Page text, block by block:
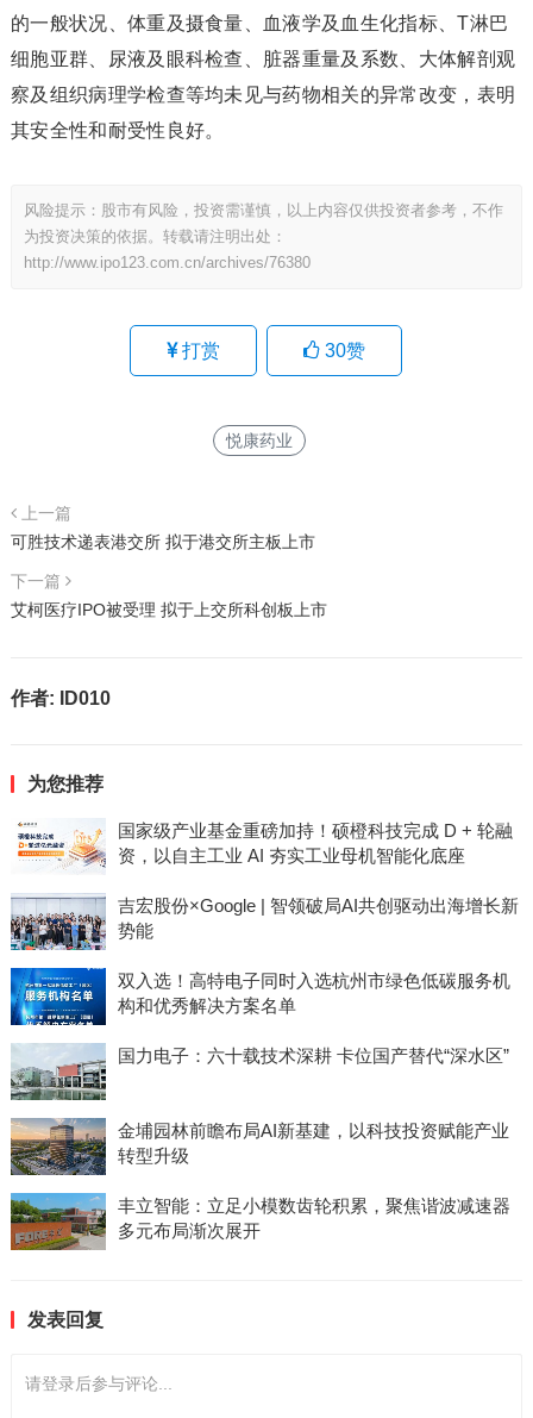
的一般状况、体重及摄食量、血液学及血生化指标、T淋巴
细胞亚群、尿液及眼科检查、脏器重量及系数、大体解剖观
察及组织病理学检查等均未见与药物相关的异常改变，表明
其安全性和耐受性良好。
风险提示：股市有风险，投资需谨慎，以上内容仅供投资者参考，不作
为投资决策的依据。转载请注明出处：
http://www.ipo123.com.cn/archives/76380
打赏 30赞
悦康药业
上一篇
可胜技术递表港交所 拟于港交所主板上市
下一篇
艾柯医疗IPO被受理 拟于上交所科创板上市
作者: ID010
为您推荐
国家级产业基金重磅加持！硕橙科技完成 D + 轮融
资，以自主工业 AI 夯实工业母机智能化底座
吉宏股份×Google | 智领破局AI共创驱动出海增长新
势能
双入选！高特电子同时入选杭州市绿色低碳服务机
构和优秀解决方案名单
国力电子：六十载技术深耕 卡位国产替代“深水区”
金埔园林前瞻布局AI新基建，以科技投资赋能产业
转型升级
丰立智能：立足小模数齿轮积累，聚焦谐波减速器
多元布局渐次展开
发表回复
请登录后参与评论...